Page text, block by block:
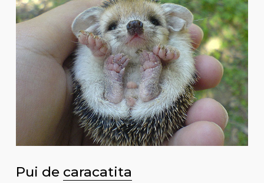
Pui de caracatita